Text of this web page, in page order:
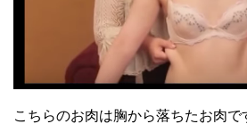
こちらのお肉は胸から落ちたお肉